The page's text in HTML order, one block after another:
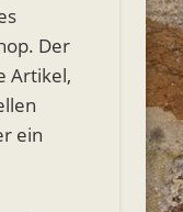
Der
Artikel,
ein